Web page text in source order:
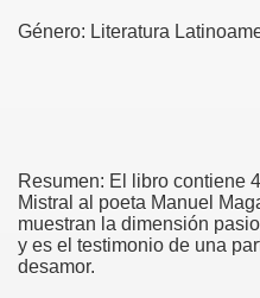
Género: Literatura
Resumen: El libro contiene
Mistral al poeta Manuel
muestran la dimensión
y es el testimonio de una
desamor.